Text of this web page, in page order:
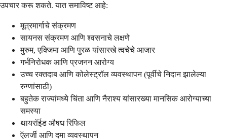
उपचार करू शकते. यात समाविष्ट आहे:
मूत्रमार्गाचे संक्रमण
सायनस संक्रमण आणि श्वसनाचे लक्षणे
मुरुम, एक्जिमा आणि पुरळ यांसारखे त्वचेचे आजार
गर्भनिरोधक आणि प्रजनन आरोग्य
उच्च रक्तदाब आणि कोलेस्ट्रॉल व्यवस्थापन (पूर्वीचे निदान झालेल्या
रुग्णांसाठी)
बहुतेक राज्यांमध्ये चिंता आणि नैराश्य यांसारख्या मानसिक आरोग्याच्या
समस्या
थायरॉईड औषध रिफिल
ऍलर्जी आणि दमा व्यवस्थापन